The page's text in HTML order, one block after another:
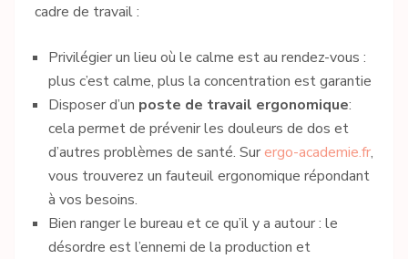
cadre de travail :
Privilégier un lieu où le calme est au rendez-vous :
plus c’est calme, plus la concentration est garantie
Disposer d’un poste de travail ergonomique:
cela permet de prévenir les douleurs de dos et
d’autres problèmes de santé. Surergo-academie.fr,
vous trouverez un fauteuil ergonomique répondant
à vos besoins.
Bien ranger le bureau et ce qu’il y a autour : le
désordre est l’ennemi de la production et